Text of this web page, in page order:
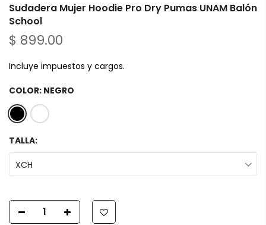
Sudadera Mujer Hoodie Pro Dry Pumas UNAM Balón
School
$ 899.00
Incluye impuestos y cargos.
COLOR: NEGRO
TALLA:
XCH